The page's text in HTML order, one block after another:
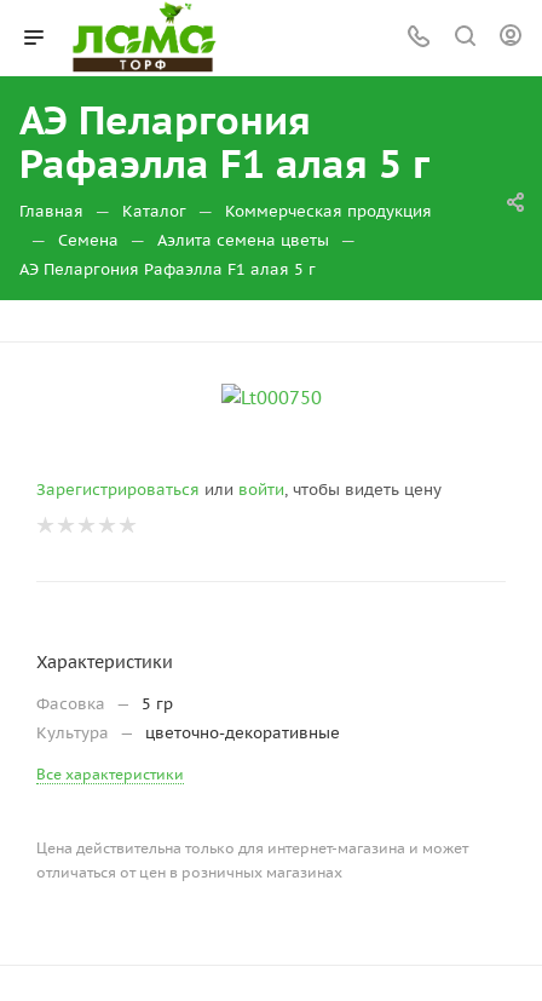
АЭ Пеларгония
Рафаэлла F1 алая 5 г
Главная — Каталог — Коммерческая продукция
— Семена — Аэлита семена цветы —
АЭ Пеларгония Рафаэлла F1 алая 5 г
Зарегистрироваться или войти, чтобы видеть цену
Характеристики
Фасовка —
5 гр
Культура
— цветочно-декоративные
Все характеристики
Цена действительна только для интернет-магазина и может
отличаться от цен в розничных магазинах